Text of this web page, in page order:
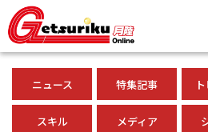
ニュース 特集記事
スキル メディア